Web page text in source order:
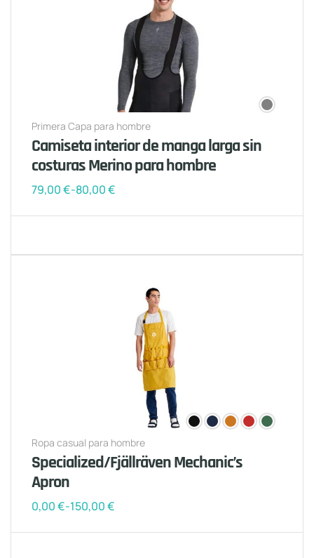
Primera Capa para hombre
Camiseta interior de manga larga sin
costuras Merino para hombre
79,00€-80,00€
Ropa casual para hombre
Specialized/Fjällräven Mechanic’s
Apron
0,00€-150,00€